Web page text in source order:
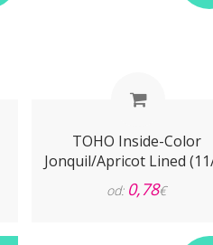
TOHO Inside-Color
Jonquil/Apricot Lined
od: 0,78€